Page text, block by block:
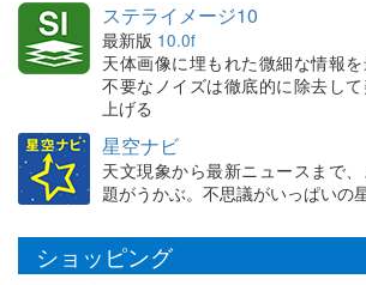
ステライメージ10
最新版 10.0f
天体画像に埋もれた微細な情報を
不要なノイズは徹底的に除去し
上げる
星空ナビ
天文現象から最新ニュースまで
題がうかぶ。不思議がいっぱいの
ショッピング